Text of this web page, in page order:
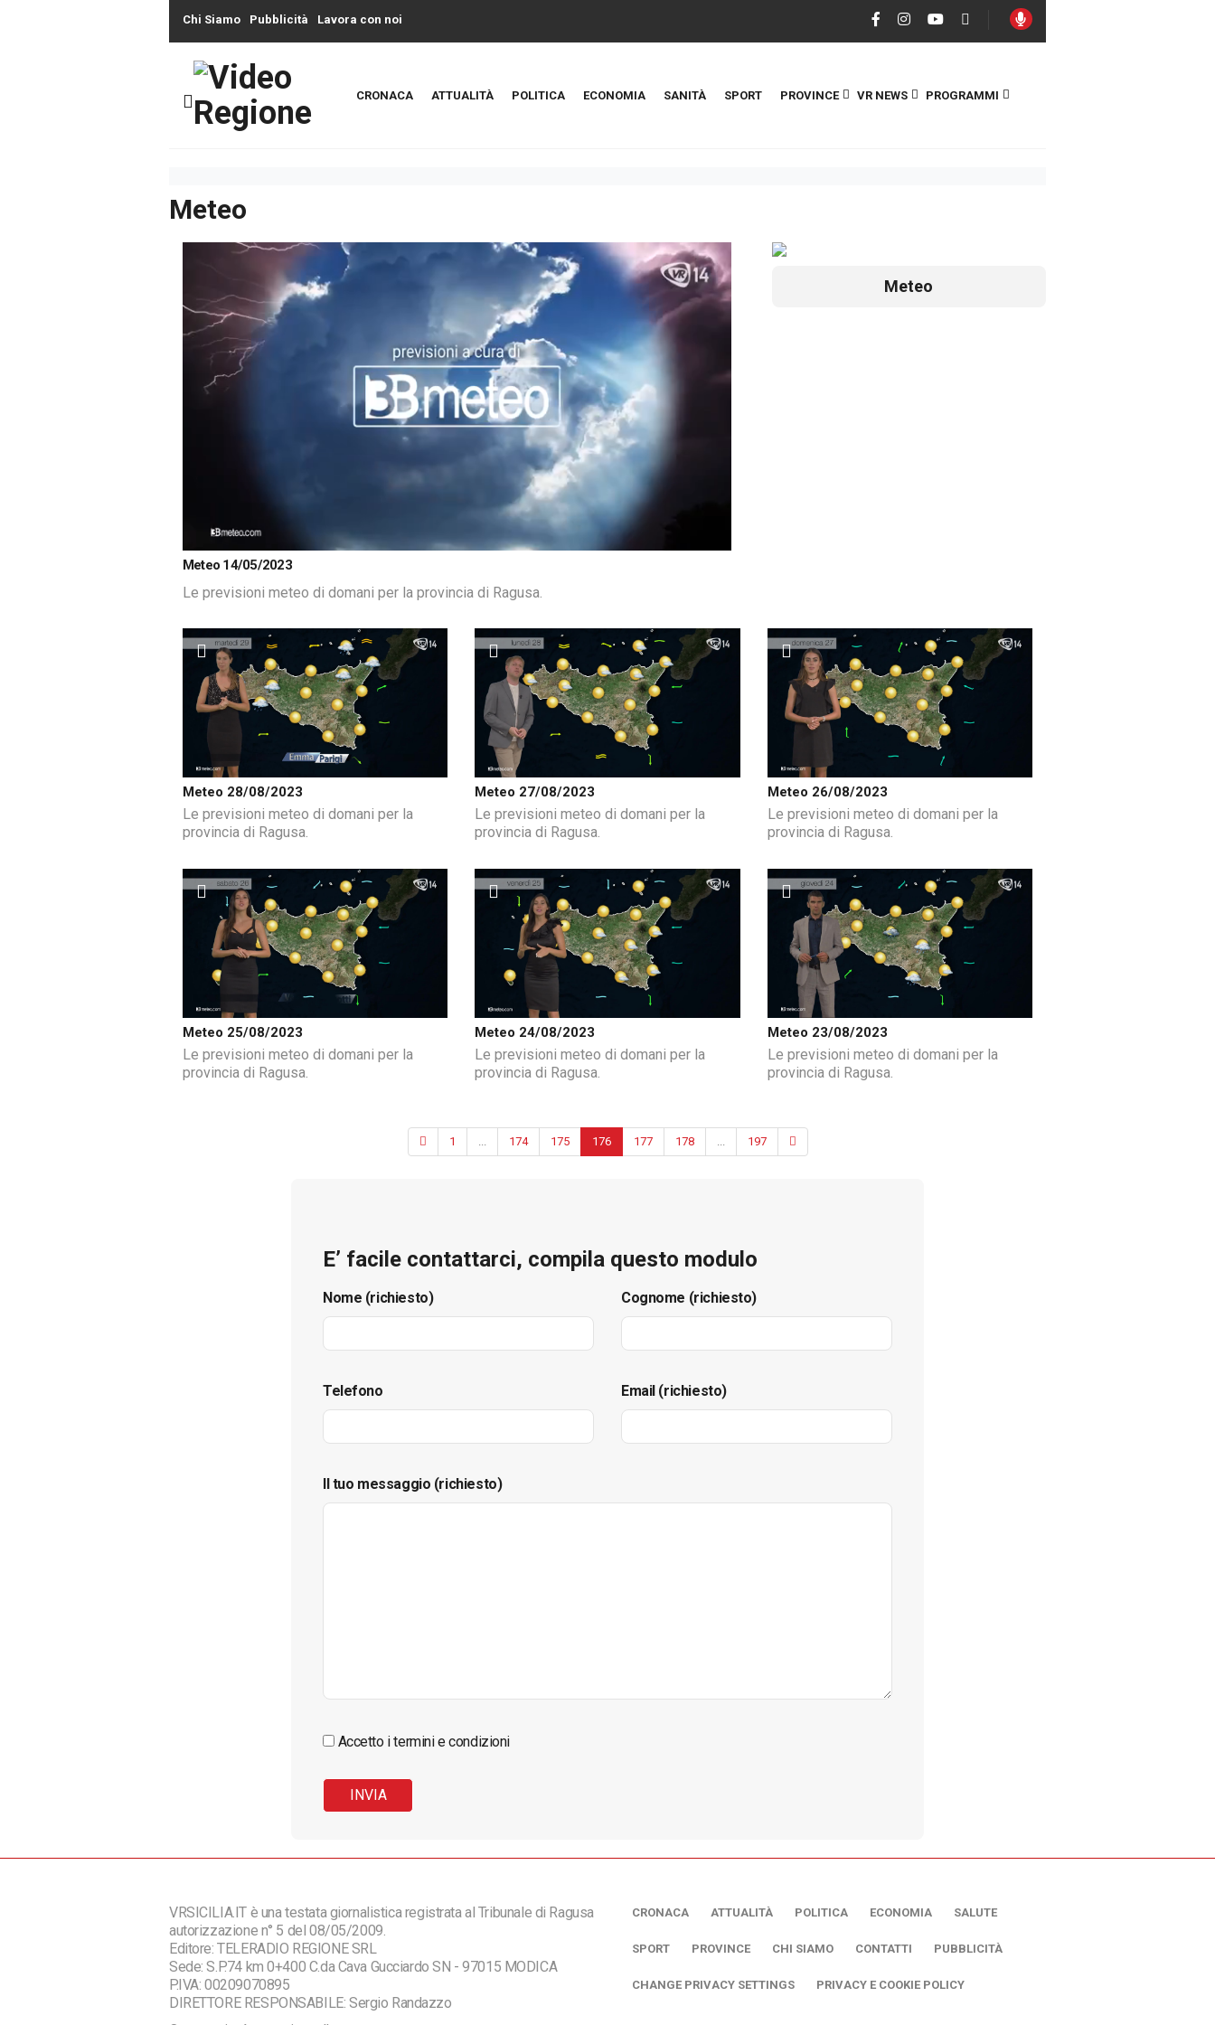
Chi Siamo Pubblicità Lavora con noi
CRONACA ATTUALITÀ POLITICA ECONOMIA SANITÀ SPORT PROVINCE VR NEWS PROGRAMMI
Meteo
Loaded
Meteo 14/05/2023
Le previsioni meteo di domani per la provincia di Ragusa.
Meteo
Meteo 28/08/2023
Le previsioni meteo di domani per la
provincia di Ragusa.
Meteo 27/08/2023
Le previsioni meteo di domani per la
provincia di Ragusa.
Meteo 26/08/2023
Le previsioni meteo di domani per la
provincia di Ragusa.
Meteo 25/08/2023
Le previsioni meteo di domani per la
provincia di Ragusa.
Meteo 24/08/2023
Le previsioni meteo di domani per la
provincia di Ragusa.
Meteo 23/08/2023
Le previsioni meteo di domani per la
provincia di Ragusa.
1 ... 174 175 176 177 178 ... 197
E’ facile contattarci, compila questo modulo
Nome (richiesto) Cognome (richiesto)
Telefono Email (richiesto)
Il tuo messaggio (richiesto)
Accetto i termini e condizioni
VRSICILIA.IT è una testata giornalistica registrata al Tribunale di Ragusa
autorizzazione n° 5 del 08/05/2009.
Editore: TELERADIO REGIONE SRL
Sede: S.P.74 km 0+400 C.da Cava Gucciardo SN - 97015 MODICA
P.IVA: 00209070895
DIRETTORE RESPONSABILE: Sergio Randazzo
CRONACA ATTUALITÀ POLITICA ECONOMIA SALUTE
SPORT PROVINCE CHI SIAMO CONTATTI PUBBLICITÀ
CHANGE PRIVACY SETTINGS PRIVACY E COOKIE POLICY